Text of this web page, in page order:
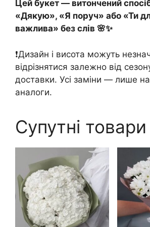
Цей букет — витончений
«Дякую», «Я поруч» або «Ти
важлива» без слів 🌸✨
❗️Дизайн і висота можуть
відрізнятися залежно від
доставки. Усі заміни — лише на
аналоги.
Супутні товари